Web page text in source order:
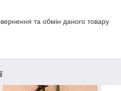
та обмін даного товару